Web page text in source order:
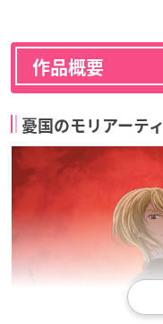
作品概要
憂国のモリアーティ